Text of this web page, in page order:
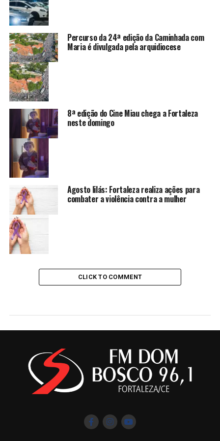
Percurso da 24ª edição da Caminhada com
Maria é divulgada pela arquidiocese
8ª edição do Cine Miau chega a Fortaleza
neste domingo
Agosto lilás: Fortaleza realiza ações para
combater a violência contra a mulher
CLICK TO COMMENT